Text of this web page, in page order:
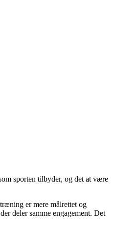
sporten tilbyder, og det at være
er mere målrettet og
deler samme engagement. Det